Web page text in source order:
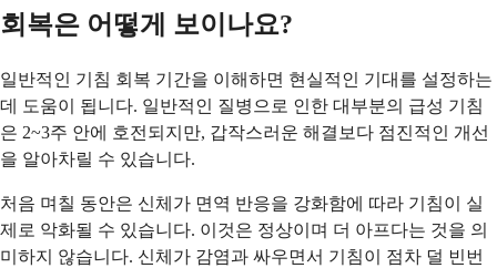
회복은 어떻게 보이나요?
일반적인 기침 회복 기간을 이해하면 현실적인 기대를 설정하는
데 도움이 됩니다. 일반적인 질병으로 인한 대부분의 급성 기침
은 2~3주 안에 호전되지만, 갑작스러운 해결보다 점진적인 개선
을 알아차릴 수 있습니다.
처음 며칠 동안은 신체가 면역 반응을 강화함에 따라 기침이 실
제로 악화될 수 있습니다. 이것은 정상이며 더 아프다는 것을 의
미하지 않습니다. 신체가 감염과 싸우면서 기침이 점차 덜 빈번